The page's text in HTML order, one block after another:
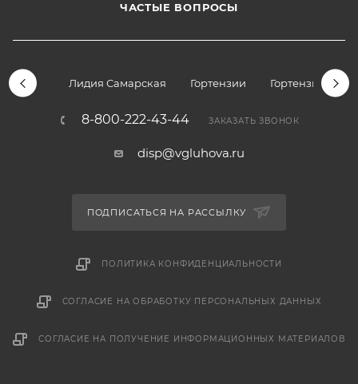
ЧАСТЫЕ ВОПРОСЫ
Лидия Самарская Гортензии Гортензии
8-800-222-43-44 ЗАКАЗАТЬ ЗВОНОК
disp@vgluhova.ru
ПОДПИСАТЬСЯ НА РАССЫЛКУ
ПОЛИТИКА КОНФИДЕНЦИАЛЬНОСТИ
СОГЛАСИЕ НА ОБРАБОТКУ ПЕРСОНАЛЬНЫХ ДАННЫХ
СОГЛАСИЕ НА ПОЛУЧЕНИЕ ИНФОРМАЦИОННЫХ МАТЕРИАЛОВ